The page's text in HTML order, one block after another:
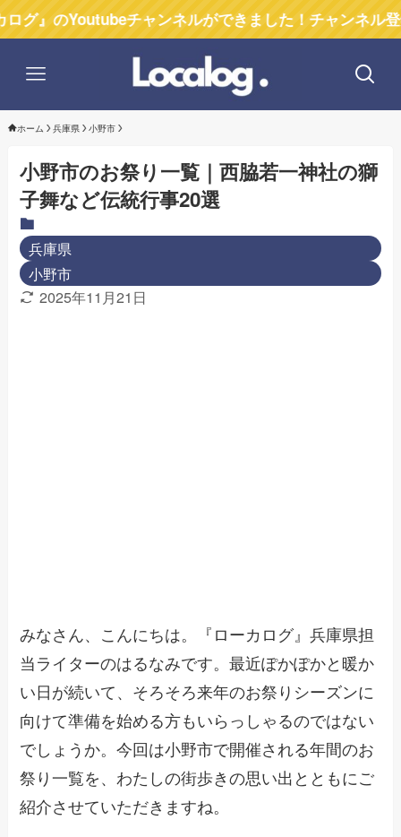
チャンネルができました！チャンネル登録お願い
ホーム 兵庫県 小野市
小野市のお祭り一覧｜西脇若一神社の獅
子舞など伝統行事20選
兵庫県
小野市
2025年11月21日
みなさん、こんにちは。『ローカログ』兵庫県担
当ライターのはるなみです。最近ぽかぽかと暖か
い日が続いて、そろそろ来年のお祭りシーズンに
向けて準備を始める方もいらっしゃるのではない
でしょうか。今回は小野市で開催される年間のお
祭り一覧を、わたしの街歩きの思い出とともにご
紹介させていただきますね。